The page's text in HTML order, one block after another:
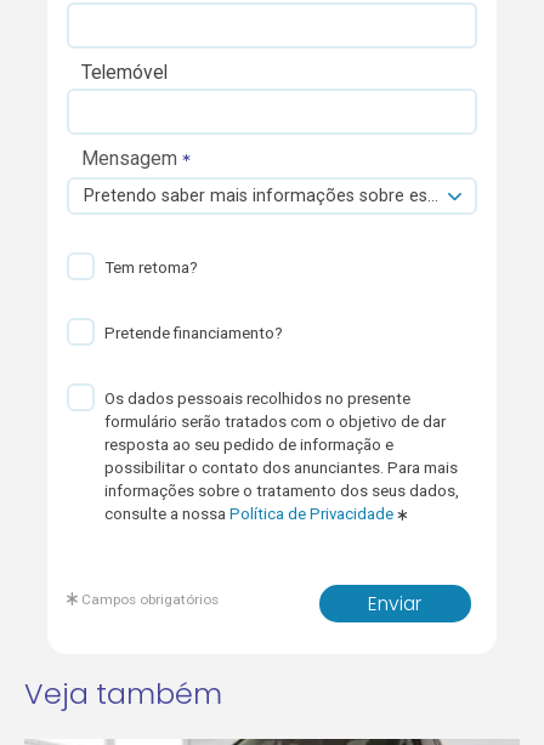
Telemóvel
Mensagem
Pretendo saber mais informações sobre esta viatura.
Tem retoma?
Pretende financiamento?
Os dados pessoais recolhidos no presente
formulário serão tratados com o objetivo de dar
resposta ao seu pedido de informação e
possibilitar o contato dos anunciantes. Para mais
informações sobre o tratamento dos seus dados,
consulte a nossaPolítica de Privacidade
Enviar
Campos obrigatórios
Veja também